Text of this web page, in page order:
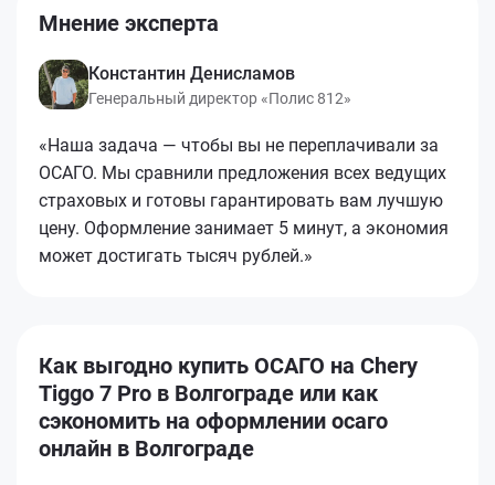
Мнение эксперта
Константин Денисламов
Генеральный директор «Полис 812»
«Наша задача — чтобы вы не переплачивали за
ОСАГО. Мы сравнили предложения всех ведущих
страховых и готовы гарантировать вам лучшую
цену. Оформление занимает 5 минут, а экономия
может достигать тысяч рублей.»
Как выгодно купить ОСАГО на Chery
Tiggo 7 Pro в Волгограде или как
сэкономить на оформлении осаго
онлайн в Волгограде